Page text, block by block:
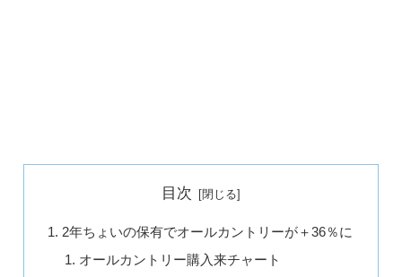
目次
2年ちょいの保有でオールカントリーが＋36％に
オールカントリー購入来チャート